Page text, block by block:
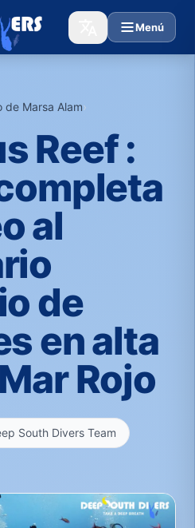
Menú
de Marsa Alam›
Reef :
al
de
en alta
Rojo
South Divers Team